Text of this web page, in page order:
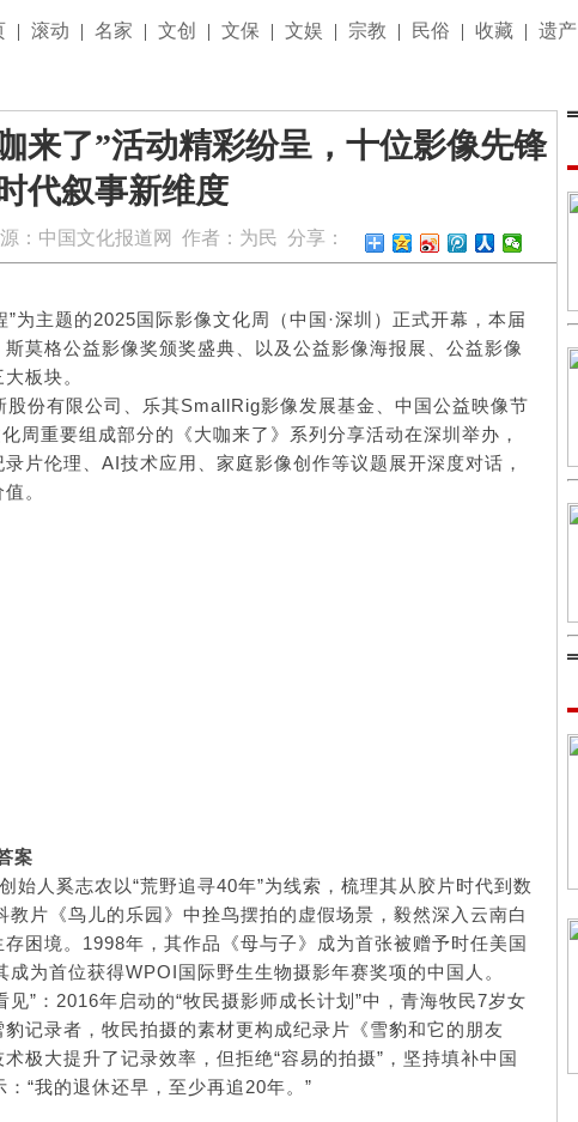
| 滚动 | 名家 | 文创 | 文保 | 文娱 | 宗教 | 民俗 | 收藏 | 遗产
来了”活动精彩纷呈，十位影像先锋
代叙事新维度
： 中国文化报道网 作者： 为民 分享：
为主题的2025国际影像文化周（中国·深圳）正式开幕，本届
莫格公益影像奖颁奖盛典、以及公益影像海报展、公益影像
板块。
份有限公司、乐其SmallRig影像发展基金、中国公益映像节
周重要组成部分的《大咖来了》系列分享活动在深圳举办，
片伦理、AI技术应用、家庭影像创作等议题展开深度对话，
。
案
始人奚志农以“荒野追寻40年”为线索，梳理其从胶片时代到数
片《鸟儿的乐园》中拴鸟摆拍的虚假场景，毅然深入云南白
困境。1998年，其作品《母与子》成为首张被赠予时任美国
为首位获得WPOI国际野生生物摄影年赛奖项的中国人。
”：2016年启动的“牧民摄影师成长计划”中，青海牧民7岁女
记录者，牧民拍摄的素材更构成纪录片《雪豹和它的朋友
极大提升了记录效率，但拒绝“容易的拍摄”，坚持填补中国
“我的退休还早，至少再追20年。”